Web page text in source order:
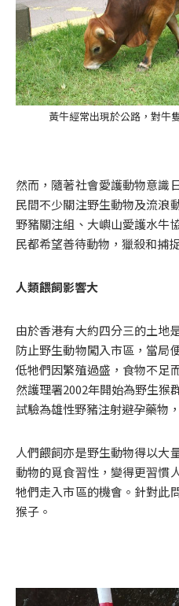
黃牛經常出現於公路，對牛
然而，隨著社會愛護動物意識
民間不少關注野生動物及流浪
野豬關注組、大嶼山愛護水牛
民都希望善待動物，獵殺和捕
人類餵飼影響大
由於香港有大約四分三的土地
防止野生動物闖入市區，當局
低牠們因繁殖過盛，食物不足
然護理署2002年開始為野生猴
試驗為雄性野豬注射避孕藥物
人們餵飼亦是野生動物得以大
動物的覓食習性，變得更習慣
牠們走入市區的機會。針對此
猴子。